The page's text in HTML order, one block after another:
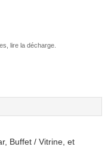
lire la décharge.
Buffet / Vitrine, et